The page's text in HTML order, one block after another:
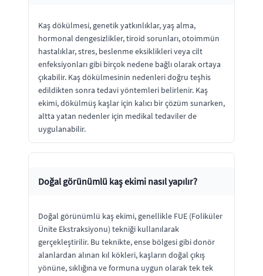
Kaş dökülmesi, genetik yatkınlıklar, yaş alma,
hormonal dengesizlikler, tiroid sorunları, otoimmün
hastalıklar, stres, beslenme eksiklikleri veya cilt
enfeksiyonları gibi birçok nedene bağlı olarak ortaya
çıkabilir. Kaş dökülmesinin nedenleri doğru teşhis
edildikten sonra tedavi yöntemleri belirlenir. Kaş
ekimi, dökülmüş kaşlar için kalıcı bir çözüm sunarken,
altta yatan nedenler için medikal tedaviler de
uygulanabilir.
Doğal görünümlü kaş ekimi nasıl yapılır?
Doğal görünümlü kaş ekimi, genellikle FUE (Foliküler
Ünite Ekstraksiyonu) tekniği kullanılarak
gerçekleştirilir. Bu teknikte, ense bölgesi gibi donör
alanlardan alınan kıl kökleri, kaşların doğal çıkış
yönüne, sıklığına ve formuna uygun olarak tek tek